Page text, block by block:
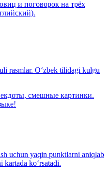
и поговорок на трёх
rasmlar. O‘zbek tilidagi kulgu
смешные картинки.
uchun yaqin punktlarni aniqlab
ko‘rsatadi.